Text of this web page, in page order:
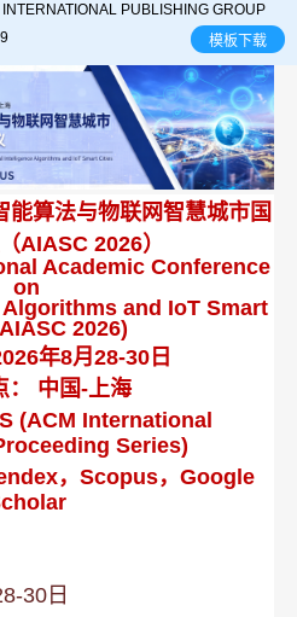
PUBLISHING GROUP
模板下载
能算法与物联网智慧城市国
AIASC 2026）
Academic Conference
on
and IoT Smart
2026)
年8月28-30日
： 中国-上海
(ACM International
Series)
，Scopus，Google
30日